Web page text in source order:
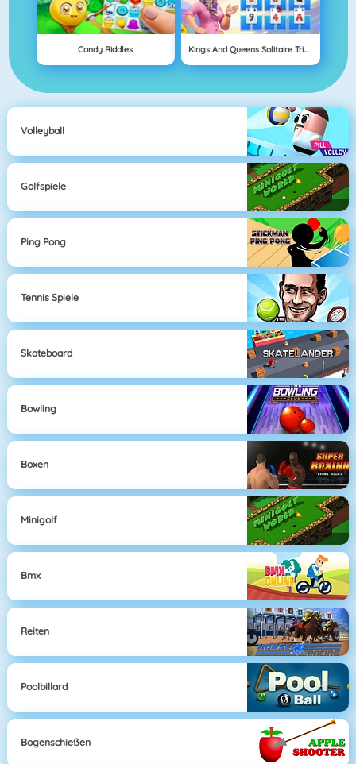
Candy Riddles Kings And Queens Solitaire Tripeaks
Volleyball
Golfspiele
Ping Pong
Tennis Spiele
Skateboard
Bowling
Boxen
Minigolf
Bmx
Reiten
Poolbillard
Bogenschießen